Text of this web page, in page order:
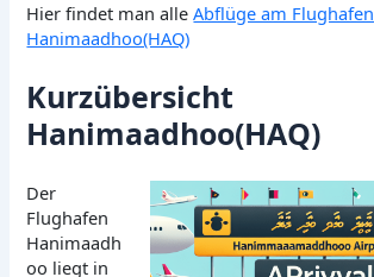
Hier findet man alleAbflüge am Flughafen
Hanimaadhoo(HAQ)
Kurzübersicht
Hanimaadhoo(HAQ)
Der
Flughafen
Hanimaadh
oo liegt in